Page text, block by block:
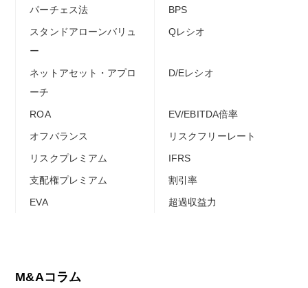
パーチェス法
BPS
スタンドアローンバリュ
ー
Qレシオ
ネットアセット・アプロ
ーチ
D/Eレシオ
ROA
EV/EBITDA倍率
オフバランス
リスクフリーレート
リスクプレミアム
IFRS
支配権プレミアム
割引率
EVA
超過収益力
M&Aコラム